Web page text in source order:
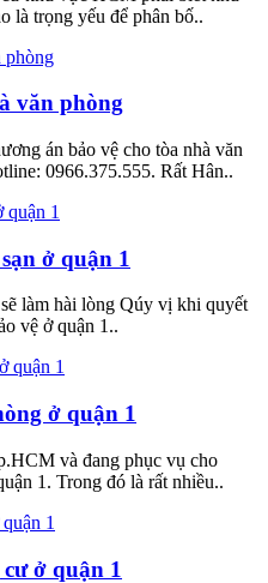
là trọng yếu để phân bố..
văn phòng
án bảo vệ cho tòa nhà văn
0966.375.555. Rất Hân..
ở quận 1
làm hài lòng Qúy vị khi quyết
vệ ở quận 1..
ở quận 1
và đang phục vụ cho
1. Trong đó là rất nhiều..
ở quận 1